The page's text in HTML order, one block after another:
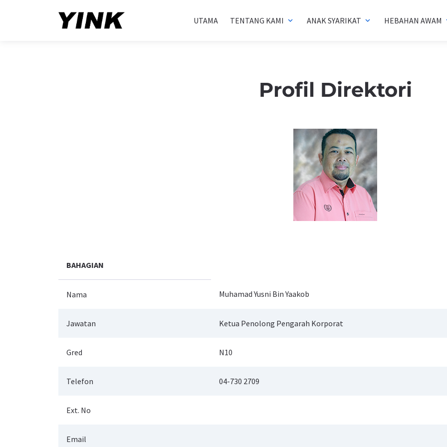
UTAMA TENTANG KAMI expand_more ANAK SYARIKAT expand_more HEBAHAN AWAM
Profil Direktori
BAHAGIAN
Nama Muhamad Yusni Bin Yaakob
Jawatan Ketua Penolong Pengarah Korporat
Gred N10
Telefon 04-730 2709
Ext. No
Email